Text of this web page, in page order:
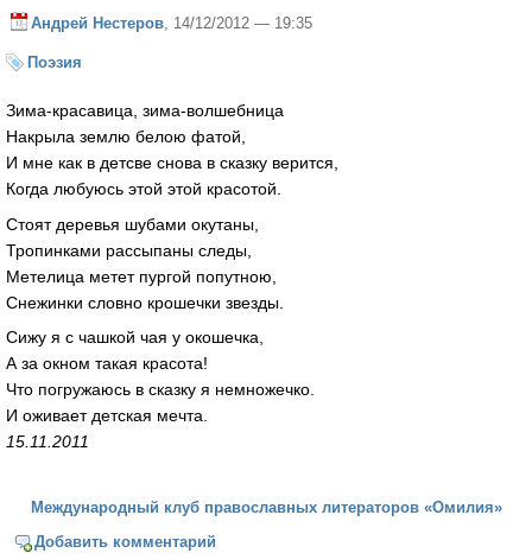
Андрей Нестеров , 14/12/2012 — 19:35
Поэзия
Зима-красавица, зима-волшебница
Накрыла землю белою фатой,
И мне как в детсве снова в сказку верится,
Когда любуюсь этой этой красотой.
Стоят деревья шубами окутаны,
Тропинками рассыпаны следы,
Метелица метет пургой попутною,
Снежинки словно крошечки звезды.
Сижу я с чашкой чая у окошечка,
А за окном такая красота!
Что погружаюсь в сказку я немножечко.
И оживает детская мечта.
15.11.2011
Международный клуб православных литераторов «Омилия»
Добавить комментарий